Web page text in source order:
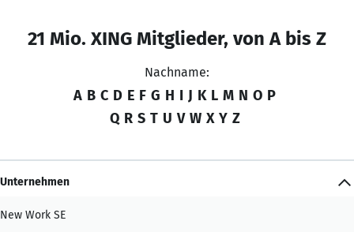
21 Mio. XING Mitglieder, von A bis Z
Nachname:
A B C D E F G H I J K L M N O P
Q R S T U V W X Y Z
Unternehmen
New Work SE